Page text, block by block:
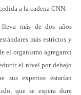
a la cadena CNN.
más de dos años
más estrictos y
el organismo agregaron
el nivel por debajo
sus expertos estarían
que se espera dure